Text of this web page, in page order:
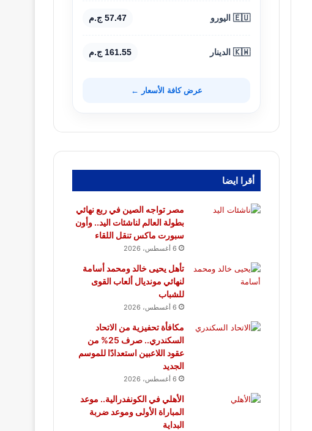
🇪🇺 اليورو 57.47 ج.م
🇰🇼 الدينار 161.55 ج.م
عرض كافة الأسعار ←
أقرا ايضا
مصر تواجه الصين في ربع نهائي
بطولة العالم لناشئات اليد.. وأون
سبورت ماكس تنقل اللقاء
6 أغسطس، 2026
تأهل يحيى خالد ومحمد أسامة
لنهائي مونديال ألعاب القوى
للشباب
6 أغسطس، 2026
مكافأة تحفيزية من الاتحاد
السكندري.. صرف 25% من
عقود اللاعبين استعدادًا للموسم
الجديد
6 أغسطس، 2026
الأهلي في الكونفدرالية.. موعد
المباراة الأولى وموعد ضربة
البداية